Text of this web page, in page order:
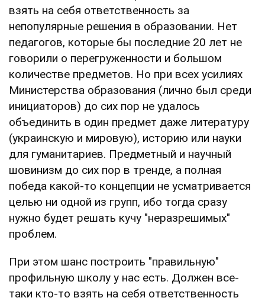
взять на себя ответственность за
непопулярные решения в образовании. Нет
педагогов, которые бы последние 20 лет не
говорили о перегруженности и большом
количестве предметов. Но при всех усилиях
Министерства образования (лично был среди
инициаторов) до сих пор не удалось
объединить в один предмет даже литературу
(украинскую и мировую), историю или науки
для гуманитариев. Предметный и научный
шовинизм до сих пор в тренде, а полная
победа какой-то концепции не усматривается
целью ни одной из групп, ибо тогда сразу
нужно будет решать кучу "неразрешимых"
проблем.
При этом шанс построить "правильную"
профильную школу у нас есть. Должен все-
таки кто-то взять на себя ответственность